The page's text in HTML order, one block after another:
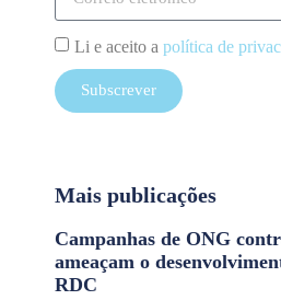
Li e aceito a política de
Subscrever
Mais publicações
Campanhas de ONG
ameaçam o
RDC